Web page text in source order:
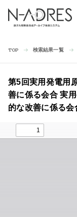
TOP 検索結果一覧
第5回実用発電用
善に係る会合 実
的な改善に係る会